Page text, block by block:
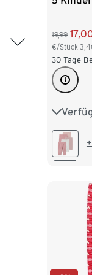
19,99
€/Stück
30-Tage-
50/56
86/92
134/140